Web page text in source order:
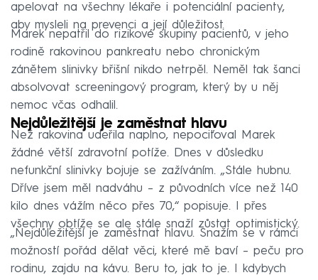
apelovat na všechny lékaře i potenciální pacienty,
aby mysleli na prevenci a její důležitost.
Marek nepatřil do rizikové skupiny pacientů, v jeho
rodině rakovinou pankreatu nebo chronickým
zánětem slinivky břišní nikdo netrpěl. Neměl tak šanci
absolvovat screeningový program, který by u něj
nemoc včas odhalil.
Nejdůležitější je zaměstnat hlavu
Než rakovina udeřila naplno, nepociťoval Marek
žádné větší zdravotní potíže. Dnes v důsledku
nefunkční slinivky bojuje se zažíváním. „Stále hubnu.
Dříve jsem měl nadváhu – z původních více než 140
kilo dnes vážím něco přes 70,“ popisuje. I přes
všechny obtíže se ale stále snaží zůstat optimistický.
„Nejdůležitější je zaměstnat hlavu. Snažím se v rámci
možností pořád dělat věci, které mě baví – peču pro
rodinu, zajdu na kávu. Beru to, jak to je. I kdybych